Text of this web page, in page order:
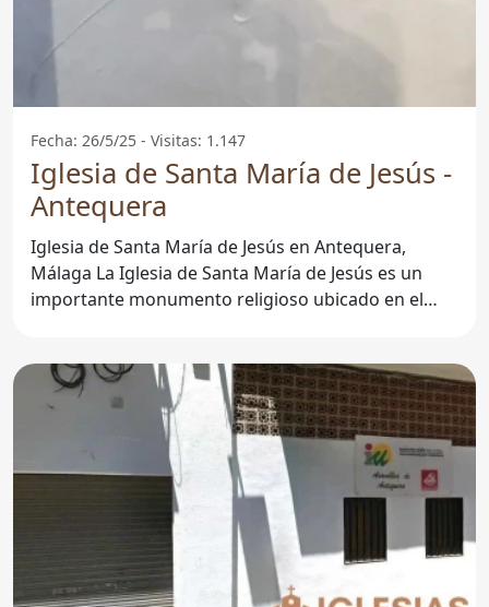
Fecha: 26/5/25 - Visitas: 1.147
Iglesia de Santa María de Jesús -
Antequera
Iglesia de Santa María de Jesús en Antequera,
Málaga La Iglesia de Santa María de Jesús es un
importante monumento religioso ubicado en el